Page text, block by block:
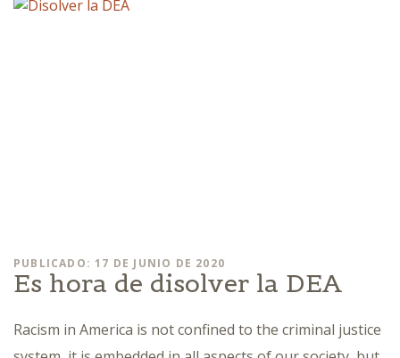
PUBLICADO: 17 DE JUNIO DE 2020
Es hora de disolver la DEA
Racism in America is not confined to the criminal justice